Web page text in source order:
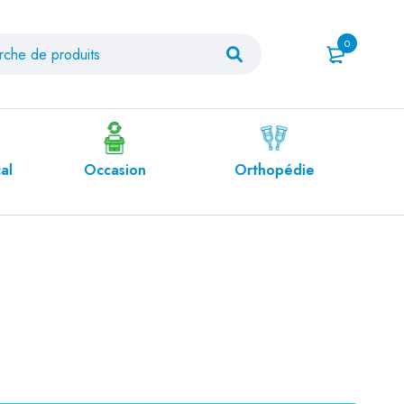
0
Occasion Orthopédie